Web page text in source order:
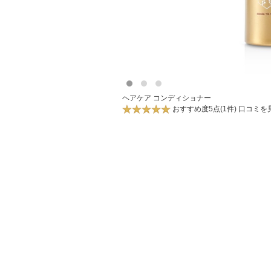
ヘアケア コンディショナー
おすすめ度5点(1件) 口コミを